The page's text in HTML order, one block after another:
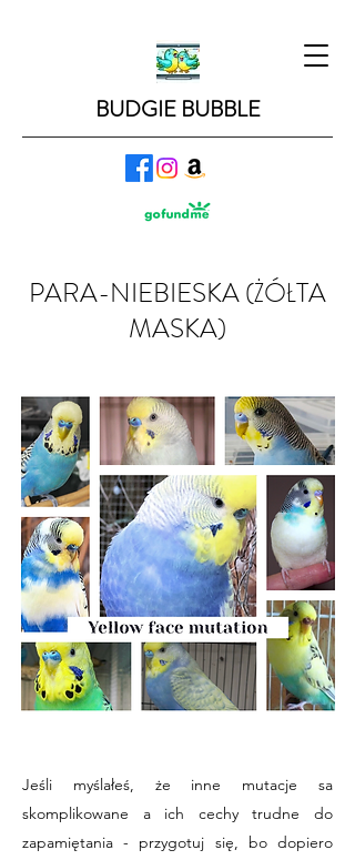
BUDGIE BUBBLE
PARA-NIEBIESKA (ŻÓŁTA
MASKA)
Jeśli myślałeś, że inne mutacje sa
skomplikowane a ich cechy trudne do
zapamiętania - przygotuj się, bo dopiero